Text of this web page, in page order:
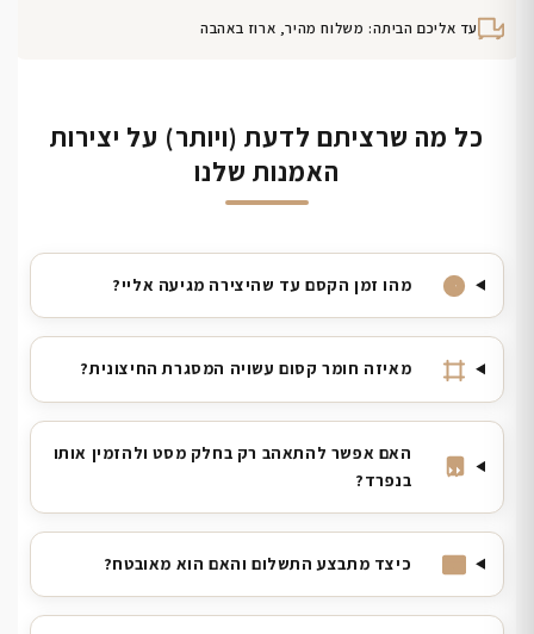
עד אליכם הביתה: משלוח מהיר, ארוז באהבה
כל מה שרציתם לדעת (ויותר) על יצירות
האמנות שלנו
מהו זמן הקסם עד שהיצירה מגיעה אליי?
מאיזה חומר קסום עשויה המסגרת החיצונית?
האם אפשר להתאהב רק בחלק מסט ולהזמין אותו
בנפרד?
כיצד מתבצע התשלום והאם הוא מאובטח?